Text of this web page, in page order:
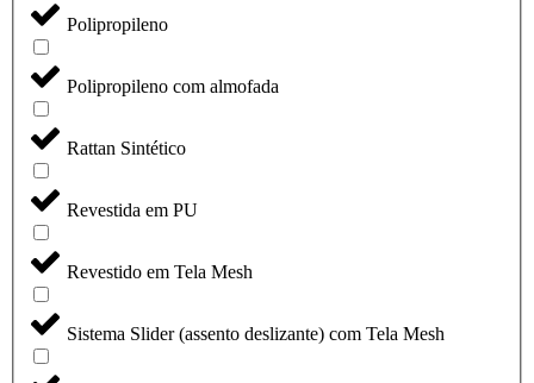
Polipropileno
Polipropileno com almofada
Rattan Sintético
Revestida em PU
Revestido em Tela Mesh
Sistema Slider (assento deslizante) com Tela Mesh